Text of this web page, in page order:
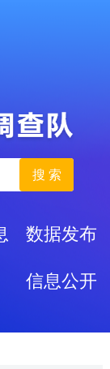
搜 索
数据发布
信息公开